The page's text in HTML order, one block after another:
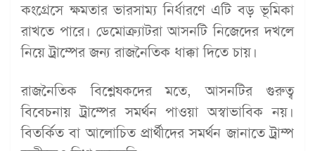
কংগ্রেসে ক্ষমতার ভারসাম্য নির্ধারণে এটি বড় ভূমিকা
রাখতে পারে। ডেমোক্র্যাটরা আসনটি নিজেদের দখলে
নিয়ে ট্রাম্পের জন্য রাজনৈতিক ধাক্কা দিতে চায়।
রাজনৈতিক বিশ্লেষকদের মতে, আসনটির গুরুত্ব
বিবেচনায় ট্রাম্পের সমর্থন পাওয়া অস্বাভাবিক নয়।
বিতর্কিত বা আলোচিত প্রার্থীদের সমর্থন জানাতে ট্রাম্প